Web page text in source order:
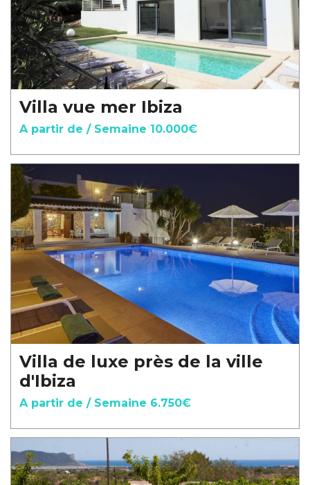
Villa vue mer Ibiza
A partir de / Semaine 10.000€
Villa de luxe près de la ville
d'Ibiza
A partir de / Semaine 6.750€